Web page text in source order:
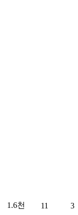
1.6천 11 3